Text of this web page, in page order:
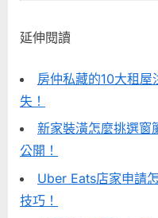
延伸閱讀
房仲私藏的10大租
失！
新家裝潢怎麼挑選窗
公開！
Uber Eats店家申請
技巧！